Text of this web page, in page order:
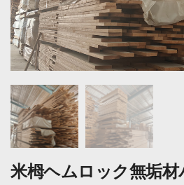
米栂ヘムロック無垢材